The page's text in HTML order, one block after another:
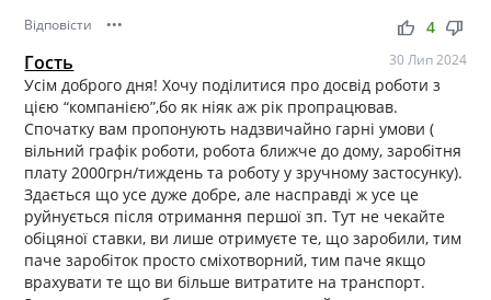
Відповісти ••• thumb_up thumb_down
4
Гость 30 Лип 2024
Усім доброго дня! Хочу поділитися про досвід роботи з
цією “компанією”,бо як ніяк аж рік пропрацював.
Спочатку вам пропонують надзвичайно гарні умови (
вільний графік роботи, робота ближче до дому, заробітня
плату 2000грн/тиждень та роботу у зручному застосунку).
Здається що усе дуже добре, але насправді ж усе це
руйнується після отримання першої зп. Тут не чекайте
обіцяної ставки, ви лише отримуєте те, що заробили, тим
паче заробіток просто сміхотворний, тим паче якщо
врахувати те що ви більше витратите на транспорт.